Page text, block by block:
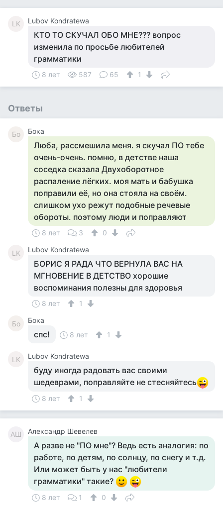
LK Lubov Kondratewa
КТО ТО СКУЧАЛ ОБО МНЕ??? вопрос
изменила по просьбе любителей
грамматики
8 лет 587 65 1
Ответы
Бо Бока
Люба, рассмешила меня. я скучал ПО тебе
очень-очень. помню, в детстве наша
соседка сказала Двухоборотное
распаление лёгких. моя мать и бабушка
поправили её, но она стояла на своём.
слишком ухо режут подобные речевые
обороты. поэтому люди и поправляют
8 лет 3 0
LK Lubov Kondratewa
БОРИС Я РАДА ЧТО ВЕРНУЛА ВАС НА
МГНОВЕНИЕ В ДЕТСТВО хорошие
воспоминания полезны для здоровья
8 лет 1
Бо Бока
cпс! 8 лет 1
LK Lubov Kondratewa
буду иногда радовать вас своими
шедеврами, поправляйте не стесняйтесь
8 лет 1
АШ Александр Шевелев
А разве не "ПО мне"? Ведь есть аналогия: по
работе, по детям, по солнцу, по снегу и т.д.
Или может быть у нас "любители
грамматики" такие?
8 лет 1 0